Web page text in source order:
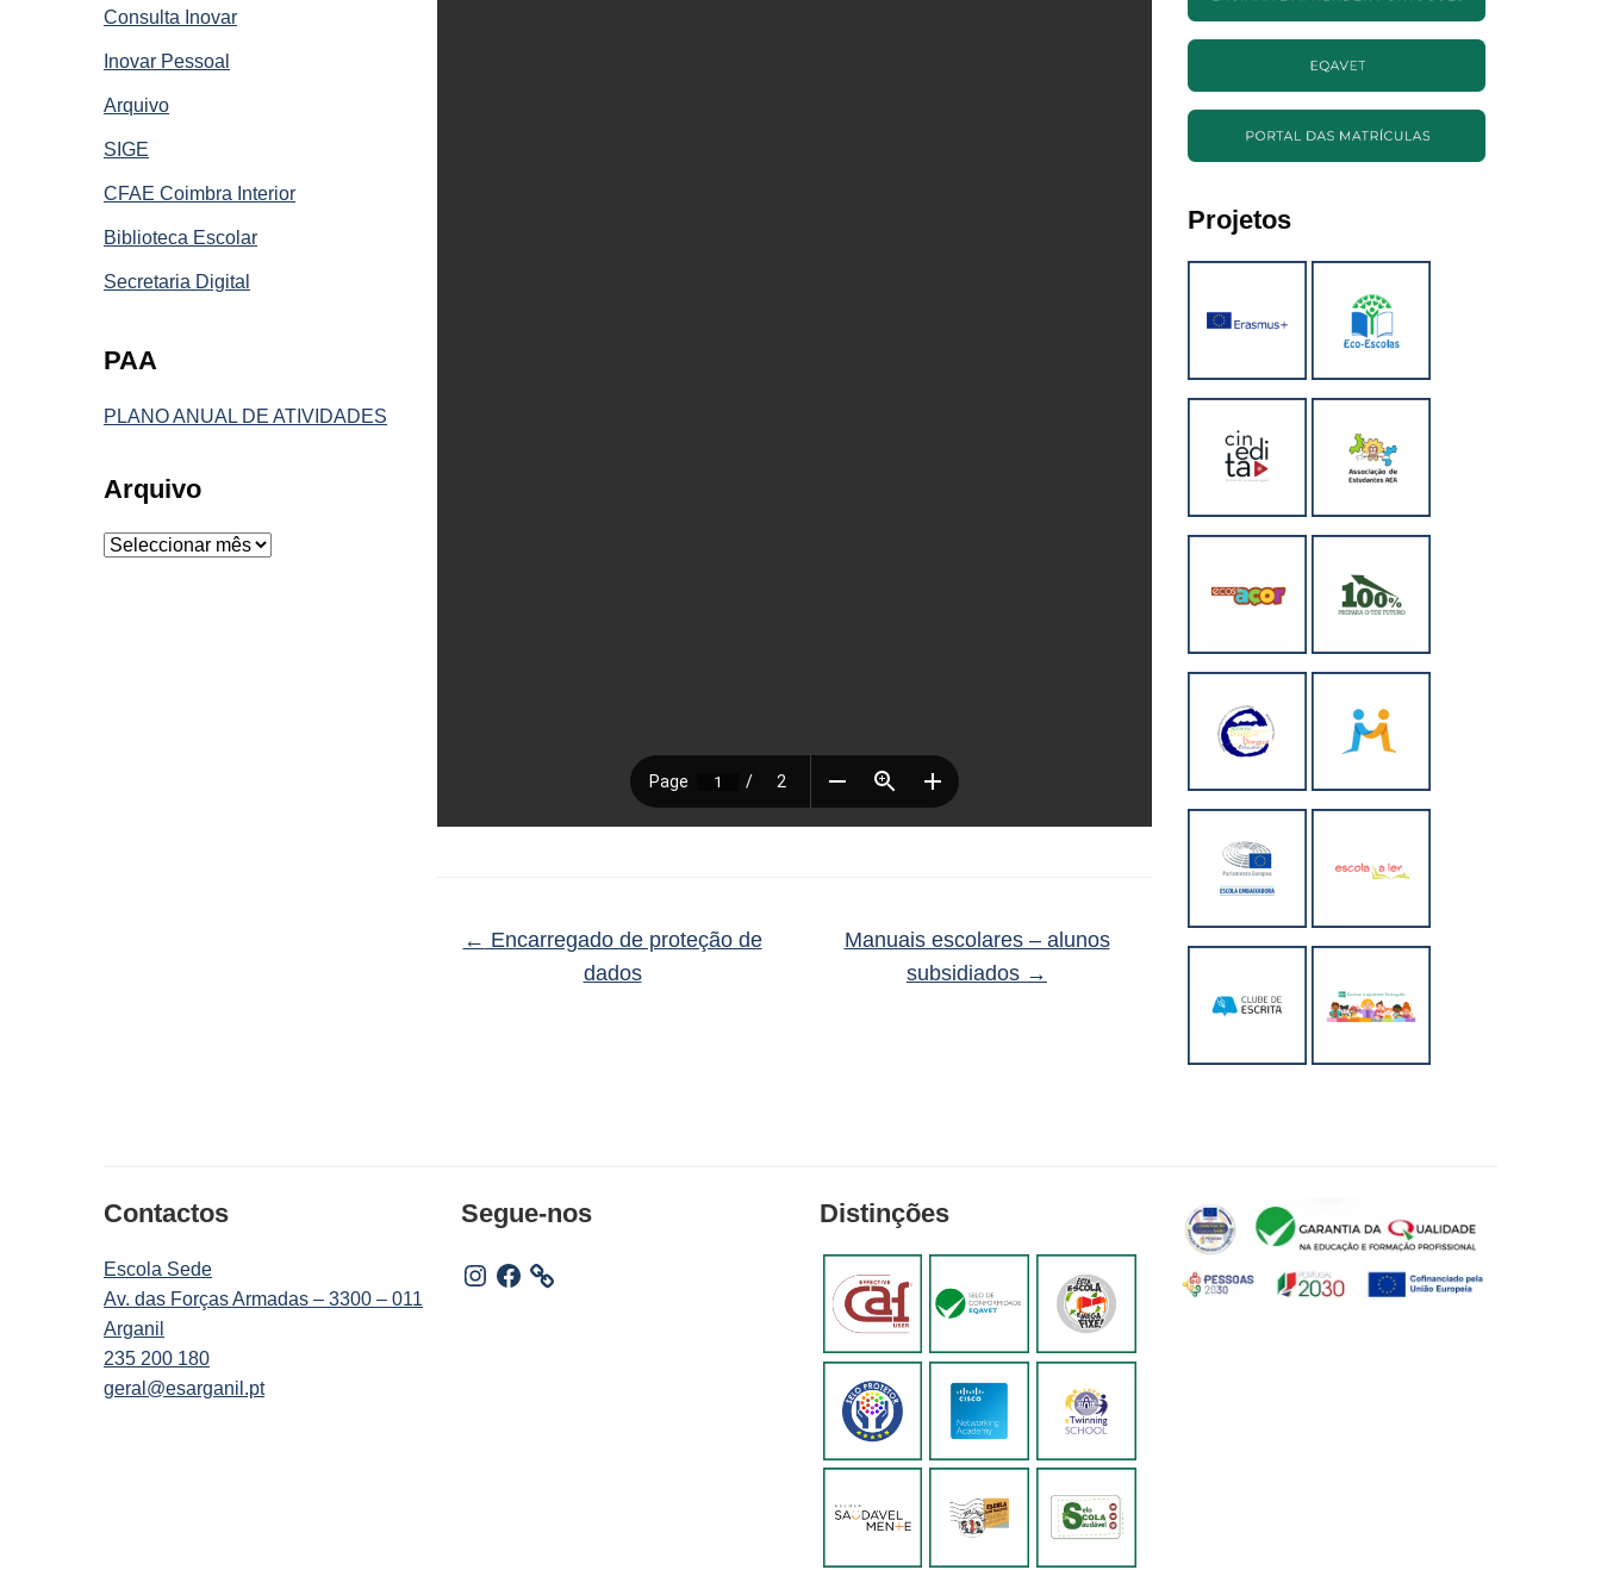
Consulta Inovar
Inovar Pessoal
Arquivo
SIGE
CFAE Coimbra Interior
Biblioteca Escolar
Secretaria Digital
PAA
PLANO ANUAL DE ATIVIDADES
Arquivo
Arquivo
← Encarregado de proteção de
dados
Manuais escolares – alunos
subsidiados →
Projetos
Contactos
Escola Sede
Av. das Forças Armadas – 3300 – 011
Arganil
235 200 180
geral@esarganil.pt
Segue-nos
Instagram
Facebook
Distinções